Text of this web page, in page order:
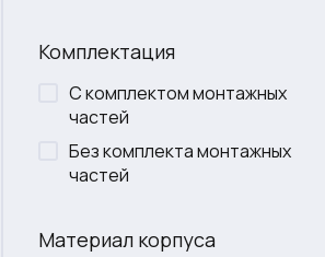
Комплектация
С комплектом монтажных
частей
Без комплекта монтажных
частей
Материал корпуса